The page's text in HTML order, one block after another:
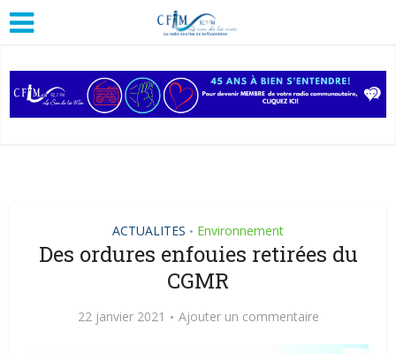
ACTUALITES • Environnement
Des ordures enfouies retirées du
CGMR
22 janvier 2021 Ajouter un commentaire